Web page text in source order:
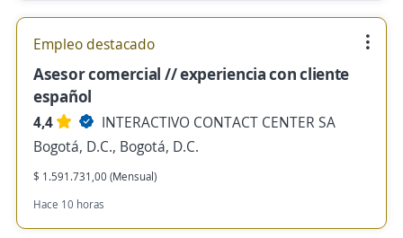
Empleo destacado
Asesor comercial // experiencia con cliente
español
4,4
INTERACTIVO CONTACT CENTER SA
Bogotá, D.C., Bogotá, D.C.
$ 1.591.731,00 (Mensual)
Hace 10 horas